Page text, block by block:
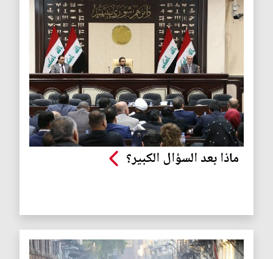
ماذا بعد السؤال الكبير؟